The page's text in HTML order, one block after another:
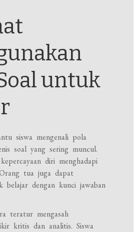
untuk
siswa mengenali pola
soal yang sering muncul.
diri menghadapi
tua juga dapat
belajar dengan kunci jawaban
teratur mengasah
kritis dan analitis. Siswa